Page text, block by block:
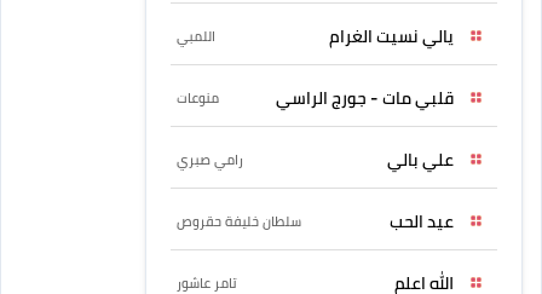
يالي نسيت الغرام اللمبي
قلبي مات - جورج الراسي منوعات
علي بالي رامي صبري
عيد الحب سلطان خليفة حقروص
الله اعلم تامر عاشور